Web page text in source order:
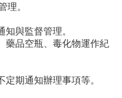
理。
與監督管理。
藥品空瓶、毒化物運作紀
期通知辦理事項等。